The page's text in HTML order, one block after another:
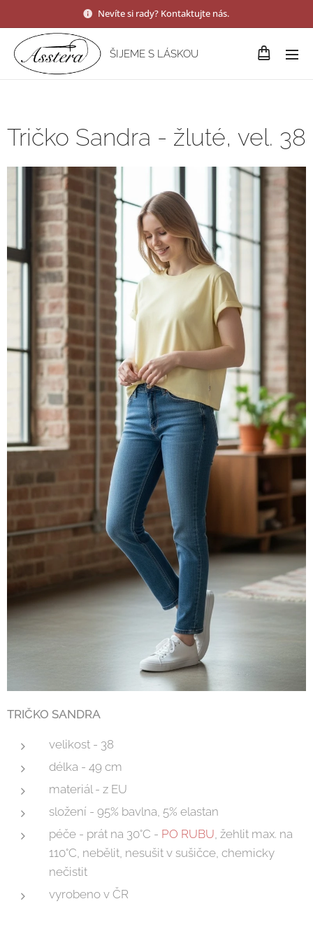
Nevíte si rady? Kontaktujte nás.
ŠIJEME S LÁSKOU
Tričko Sandra - žluté, vel. 38
TRIČKO SANDRA
velikost - 38
délka - 49 cm
materiál - z EU
složení - 95% bavlna, 5% elastan
péče - prát na 30°C - PO RUBU, žehlit max. na
110°C, nebělit, nesušit v sušičce, chemicky
nečistit
vyrobeno v ČR